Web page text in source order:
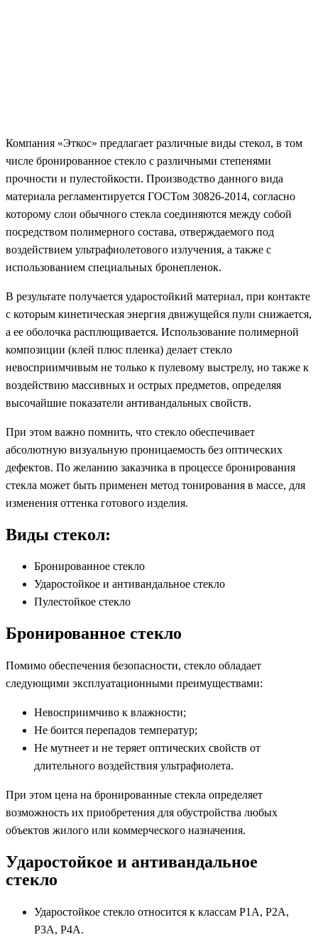
Компания «Эткос» предлагает различные виды стекол, в том
числе бронированное стекло с различными степенями
прочности и пулестойкости. Производство данного вида
материала регламентируется ГОСТом 30826-2014, согласно
которому слои обычного стекла соединяются между собой
посредством полимерного состава, отверждаемого под
воздействием ультрафиолетового излучения, а также с
использованием специальных бронепленок.
В результате получается ударостойкий материал, при контакте
с которым кинетическая энергия движущейся пули снижается,
а ее оболочка расплющивается. Использование полимерной
композиции (клей плюс пленка) делает стекло
невосприимчивым не только к пулевому выстрелу, но также к
воздействию массивных и острых предметов, определяя
высочайшие показатели антивандальных свойств.
При этом важно помнить, что стекло обеспечивает
абсолютную визуальную проницаемость без оптических
дефектов. По желанию заказчика в процессе бронирования
стекла может быть применен метод тонирования в массе, для
изменения оттенка готового изделия.
Виды стекол:
Бронированное стекло
Ударостойкое и антивандальное стекло
Пулестойкое стекло
Бронированное стекло
Помимо обеспечения безопасности, стекло обладает
следующими эксплуатационными преимуществами:
Невосприимчиво к влажности;
Не боится перепадов температур;
Не мутнеет и не теряет оптических свойств от
длительного воздействия ультрафиолета.
При этом цена на бронированные стекла определяет
возможность их приобретения для обустройства любых
объектов жилого или коммерческого назначения.
Ударостойкое и антивандальное
стекло
Ударостойкое стекло относится к классам Р1А, Р2А,
Р3А, Р4А.